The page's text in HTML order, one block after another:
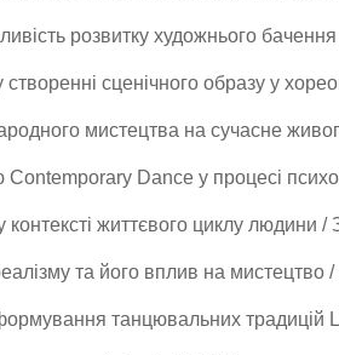
розвитку художнього бачення
створенні сценічного образу у
мистецтва на сучасне
Dance у процесі
контексті життєвого циклу людини /
та його вплив на мистецтво /
танцювальних